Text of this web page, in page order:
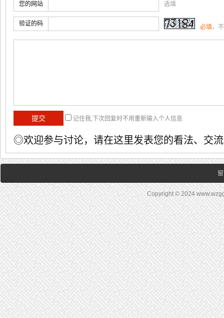
您的网站 选填
验证的码 必填，
记住我,下次回复时不用重新输入个人信息
◎欢迎参与讨论，请在这里发表您的看法、交
Copyright © 2024